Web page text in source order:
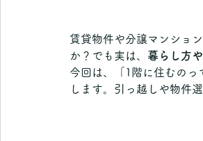
賃貸物件や分譲マンショ
か？でも実は、 暮らし方
今回は、「1階に住むのっ
します。引っ越しや物件